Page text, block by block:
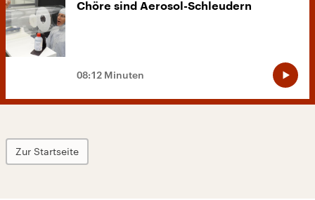
Chöre sind Aerosol-Schleudern
08:12 Minuten
Zur Startseite